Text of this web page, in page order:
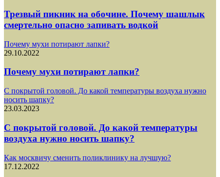
Трезвый пикник на обочине. Почему шашлык
смертельно опасно запивать водкой
Почему мухи потирают лапки?
29.10.2022
Почему мухи потирают лапки?
С покрытой головой. До какой температуры воздуха нужно
носить шапку?
23.03.2023
С покрытой головой. До какой температуры
воздуха нужно носить шапку?
Как москвичу сменить поликлинику на лучшую?
17.12.2022